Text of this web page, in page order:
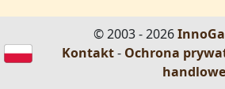
© 2003 - 2026
Kontakt- Ochrona
handlowe